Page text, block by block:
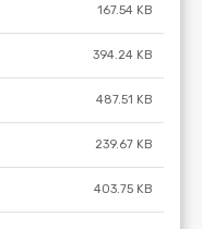
167.54 KB
394.24 KB
487.51 KB
239.67 KB
403.75 KB